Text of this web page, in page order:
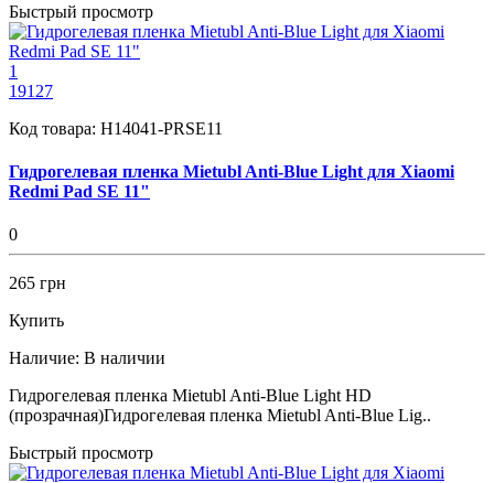
Быстрый просмотр
1
19127
Код товара: H14041-PRSE11
Гидрогелевая пленка Mietubl Anti-Blue Light для Xiaomi
Redmi Pad SE 11"
0
265 грн
Купить
Наличие: В наличии
Гидрогелевая пленка Mietubl Anti-Blue Light HD
(прозрачная)Гидрогелевая пленка Mietubl Anti-Blue Lig..
Быстрый просмотр